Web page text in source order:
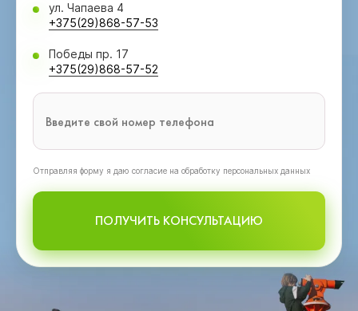
ул. Чапаева 4
+375(29)868-57-53
Победы пр. 17
+375(29)868-57-52
Oтправляя форму я даю согласие на обработку персональных данных
ПОЛУЧИТЬ КОНСУЛЬТАЦИЮ